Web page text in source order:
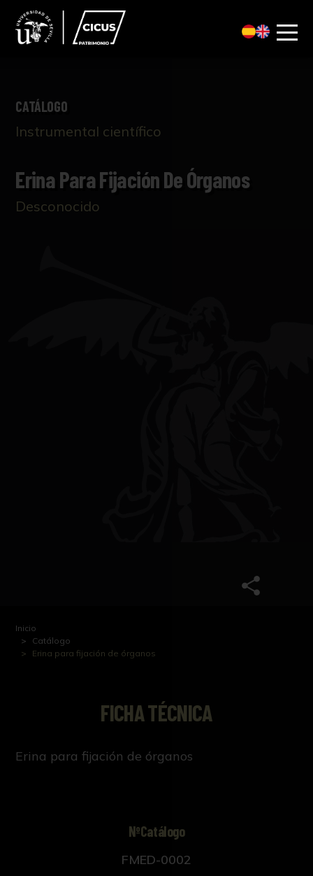
CATÁLOGO
Instrumental científico
Erina Para Fijación De Órganos
Desconocido
Inicio
Catálogo
Erina para fijación de órganos
FICHA TÉCNICA
Erina para fijación de órganos
NºCatálogo
FMED-0002